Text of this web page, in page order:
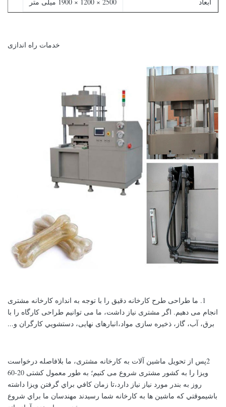
خدمات راه اندازی
1. ما طراحی طرح کارخانه دقیق را با توجه به اندازه کارخانه مشتری
انجام می دهیم. اگر مشتری نیاز داشت، ما می توانیم طراحی کارگاه را با
برق، آب، گاز، ذخیره سازی مواد،انبارهای نهایی، دستشويي کارگران و...
2پس از تحویل ماشین آلات به کارخانه مشتری، ما بلافاصله درخواست
ویزا را به کشور مشتری شروع می کنیم؛ به طور معمول کشتی 20-60
روز به بندر مورد نیاز نیاز دارد،تا زمان کافي براي گرفتن ويزا داشته
باشيموقتي که ماشين ها به کارخانه شما رسيدند مهندسان ما براي شروع